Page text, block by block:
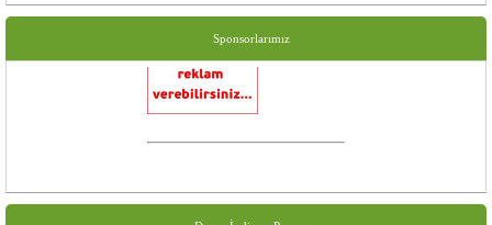
Sponsorlarımız